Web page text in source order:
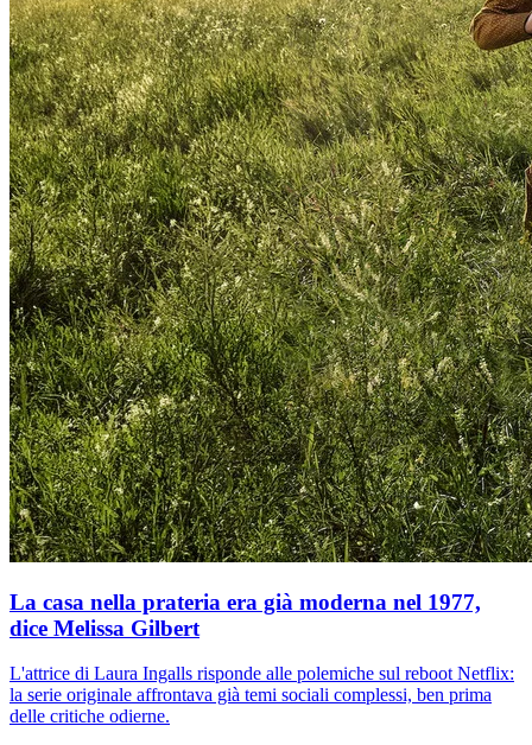
La casa nella prateria era già moderna nel 1977,
dice Melissa Gilbert
L'attrice di Laura Ingalls risponde alle polemiche sul reboot Netflix:
la serie originale affrontava già temi sociali complessi, ben prima
delle critiche odierne.